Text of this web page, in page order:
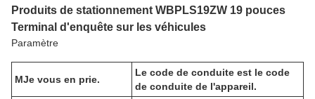
Produits de stationnement WBPLS19ZW 19 pouces
Terminal d'enquête sur les véhicules
Paramètre
MJe vous en prie.
Le code de conduite est le code
de conduite de l'appareil.